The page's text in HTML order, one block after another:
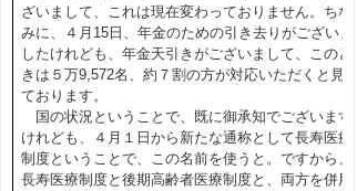
ざいまして、これは現在変わっておりません。ちな
みに、４月15日、年金のための引き去りがございま
したけれども、年金天引きがございまして、このと
きは５万9,572名、約７割の方が対応いただくと見
ております。
国の状況ということで、既に御承知でございます
けれども、４月１日から新たな通称として長寿医療
制度ということで、この名前を使うと。ですから、
長寿医療制度と後期高齢者医療制度と、両方を併用